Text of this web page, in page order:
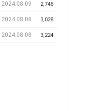
2024.08.09 2,746
2024.08.08 3,028
2024.08.08 3,224